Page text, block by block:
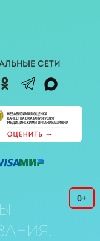
сети
0+